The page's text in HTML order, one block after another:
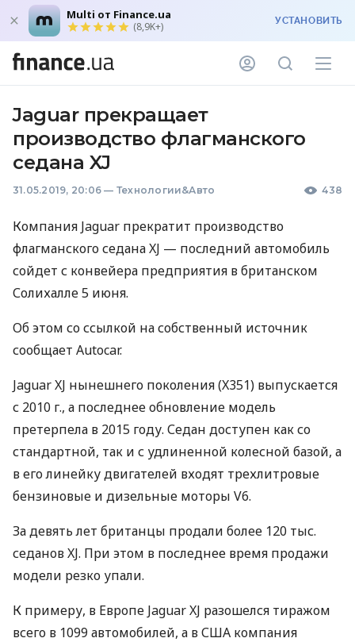
Multi от Finance.ua
(8,9K+) УСТАНОВИТЬ
Jaguar прекращает
производство флагманского
седана XJ
31.05.2019, 20:06 — Технологии&Авто 438
Компания Jaguar прекратит производство
флагманского седана XJ — последний автомобиль
сойдет с конвейера предприятия в британском
Солихалле 5 июня.
Об этом со ссылкой на собственный источник
сообщает Autocar.
Jaguar XJ нынешнего поколения (X351) выпускается
с 2010 г., а последнее обновление модель
претерпела в 2015 году. Седан доступен как со
стандартной, так и с удлиненной колесной базой, а
в его линейку двигателей входят трехлитровые
бензиновые и дизельные моторы V6.
За девять лет британцы продали более 120 тыс.
седанов XJ. При этом в последнее время продажи
модели резко упали.
К примеру, в Европе Jaguar XJ разошелся тиражом
всего в 1099 автомобилей, а вСША компания